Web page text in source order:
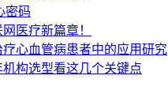
密码
医疗新篇章！
心血管病患者中的应用研究
构选型看这几个关键点